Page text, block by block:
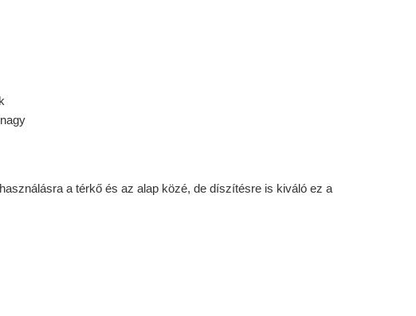
a térkő és az alap közé, de díszítésre is kiváló ez a